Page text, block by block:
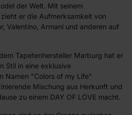
der Welt. Mit seinem
er die Aufmerksamkeit von
Valentino, Armani und anderen auf
Tapetenhersteller Marburg hat er
Stil in eine exklusive
Namen "Colors of my Life"
Mischung aus Herkunft und
zu einem DAY OF LOVE macht.